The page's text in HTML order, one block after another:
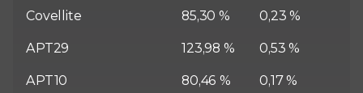
Covellite 85,30 % 0,23 %
APT29 123,98 % 0,53 %
APT10 80,46 % 0,17 %